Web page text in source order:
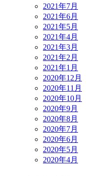
2021年7月
2021年6月
2021年5月
2021年4月
2021年3月
2021年2月
2021年1月
2020年12月
2020年11月
2020年10月
2020年9月
2020年8月
2020年7月
2020年6月
2020年5月
2020年4月